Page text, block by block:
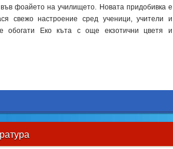
фоайето на училището. Новата придобивка е
свежо настроение сред ученици, учители и
обогати Еко къта с още екзотични цветя и